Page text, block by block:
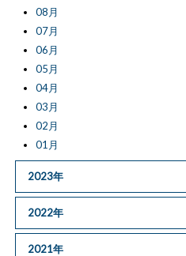
08月
07月
06月
05月
04月
03月
02月
01月
2023年
2022年
2021年